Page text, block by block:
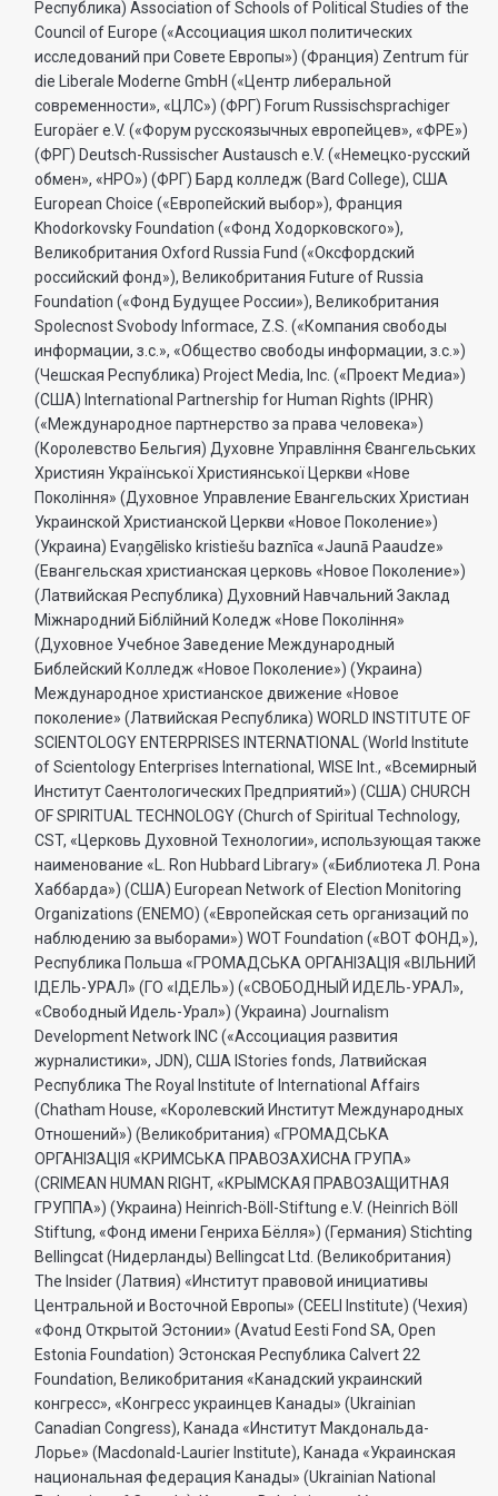
Республика) Association of Schools of Political Studies of the
Council of Europe («Ассоциация школ политических
исследований при Совете Европы») (Франция) Zentrum für
die Liberale Moderne GmbH («Центр либеральной
современности», «ЦЛС») (ФРГ) Forum Russischsprachiger
Europäer e.V. («Форум русскоязычных европейцев», «ФРЕ»)
(ФРГ) Deutsch-Russischer Austausch e.V. («Немецко-русский
обмен», «НРО») (ФРГ) Бард колледж (Bard College), США
European Choice («Европейский выбор»), Франция
Khodorkovsky Foundation («Фонд Ходорковского»),
Великобритания Oxford Russia Fund («Оксфордский
российский фонд»), Великобритания Future of Russia
Foundation («Фонд Будущее России»), Великобритания
Spolecnost Svobody Informace, Z.S. («Компания свободы
информации, з.с.», «Общество свободы информации, з.с.»)
(Чешская Республика) Project Media, Inc. («Проект Медиа»)
(США) International Partnership for Human Rights (IPHR)
(«Международное партнерство за права человека»)
(Королевство Бельгия) Духовне Управлiння Євангельських
Християн Української Християнської Церкви «Нове
Поколiння» (Духовное Управление Евангельских Христиан
Украинской Христианской Церкви «Новое Поколение»)
(Украина) Evaņgēlisko kristiešu baznīca «Jaunā Paaudze»
(Евангельская христианская церковь «Новое Поколение»)
(Латвийская Республика) Духовний Навчальний Заклад
Міжнародний Біблійний Коледж «Нове Покоління»
(Духовное Учебное Заведение Международный
Библейский Колледж «Новое Поколение») (Украина)
Международное христианское движение «Новое
поколение» (Латвийская Республика) WORLD INSTITUTE OF
SCIENTOLOGY ENTERPRISES INTERNATIONAL (World Institute
of Scientology Enterprises International, WISE Int., «Всемирный
Институт Саентологических Предприятий») (США) CHURCH
OF SPIRITUAL TECHNOLOGY (Church of Spiritual Technology,
CST, «Церковь Духовной Технологии», использующая также
наименование «L. Ron Hubbard Library» («Библиотека Л. Рона
Хаббарда») (США) European Network of Election Monitoring
Organizations (ENEMO) («Европейская сеть организаций по
наблюдению за выборами») WOT Foundation («ВОТ ФОНД»),
Республика Польша «ГРОМАДСЬКА ОРГАНI3АЦIЯ «ВIЛЬНИЙ
IДЕЛЬ-УРАЛ» (ГО «IДЕЛЬ») («СВОБОДНЫЙ ИДЕЛЬ-УРАЛ»,
«Свободный Идель-Урал») (Украина) Journalism
Development Network INC («Ассоциация развития
журналистики», JDN), США IStories fonds, Латвийская
Республика The Royal Institute of International Affairs
(Chatham House, «Королевский Институт Международных
Отношений») (Великобритания) «ГРОМАДСЬКА
ОРГАНIЗАЦIЯ «КРИМСЬКА ПРАВОЗАХИСНА ГРУПА»
(CRIMEAN HUMAN RIGHT, «КРЫМСКАЯ ПРАВОЗАЩИТНАЯ
ГРУППА») (Украина) Heinrich-Böll-Stiftung e.V. (Heinrich Böll
Stiftung, «Фонд имени Генриха Бёлля») (Германия) Stichting
Bellingcat (Нидерланды) Bellingcat Ltd. (Великобритания)
The Insider (Латвия) «Институт правовой инициативы
Центральной и Восточной Европы» (CEELI Institute) (Чехия)
«Фонд Открытой Эстонии» (Avatud Eesti Fond SA, Open
Estonia Foundation) Эстонская Республика Calvert 22
Foundation, Великобритания «Канадский украинский
конгресс», «Конгресс украинцев Канады» (Ukrainian
Canadian Congress), Канада «Институт Макдональда-
Лорье» (Macdonald-Laurier Institute), Канада «Украинская
национальная федерация Канады» (Ukrainian National